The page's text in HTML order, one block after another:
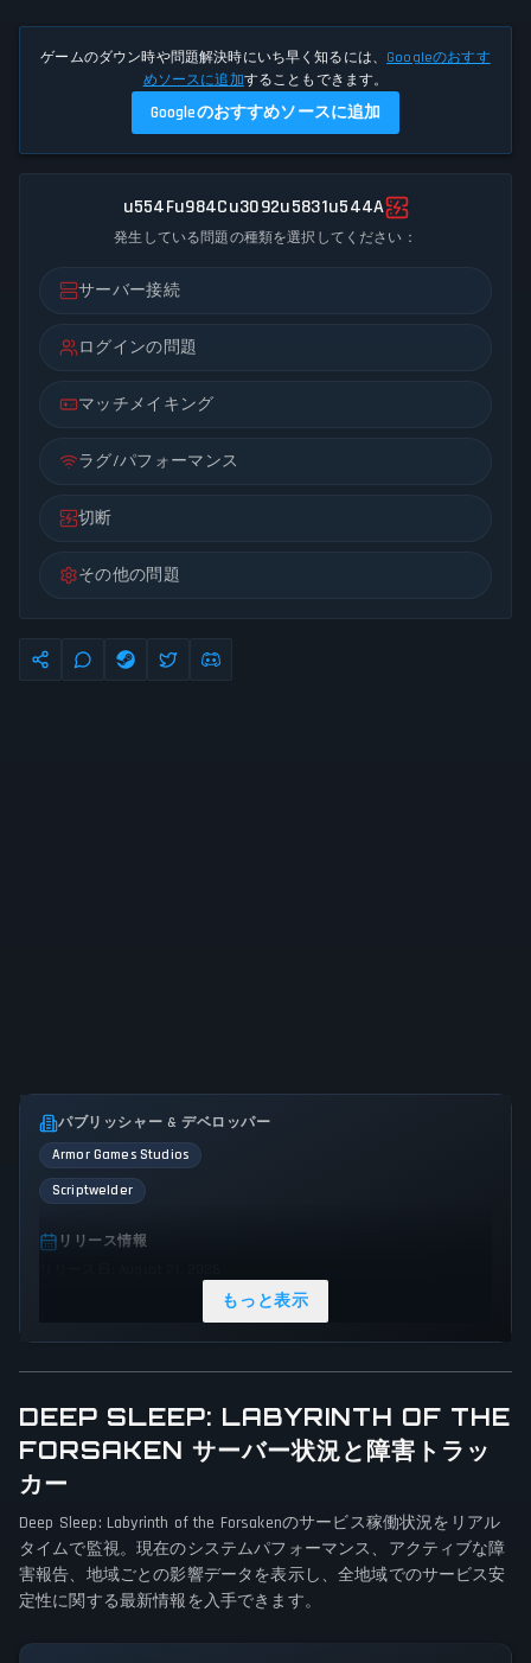
ゲームのダウン時や問題解決時にいち早く知るには、 Googleのおすす
めソースに追加することもできます。
Googleのおすすめソースに追加
u554Fu984Cu3092u5831u544A
発生している問題の種類を選択してください：
サーバー接続
ログインの問題
マッチメイキング
ラグ/パフォーマンス
切断
その他の問題
パブリッシャー & デベロッパー
Armor Games Studios
Scriptwelder
リリース情報
ゲーム視点
Bird view / Isometric
PC (Microsoft Windows)
ゲームモード
Single player
もっと表示
DEEP SLEEP: LABYRINTH OF THE
FORSAKEN サーバー状況と障害トラッ
カー
Deep Sleep: Labyrinth of the Forsakenのサービス稼働状況をリアル
タイムで監視。現在のシステムパフォーマンス、アクティブな障
害報告、地域ごとの影響データを表示し、全地域でのサービス安
定性に関する最新情報を入手できます。